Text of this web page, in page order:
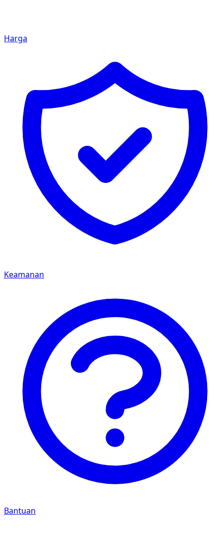
Harga
Keamanan
Bantuan